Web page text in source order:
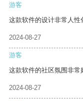
游客
这款软件的设计非常人性
2024-08-27
游客
这款软件的社区氛围非常
2024-08-27